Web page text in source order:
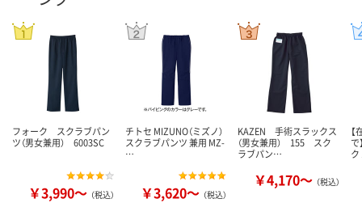
フォーク スクラブパン
ツ（男女兼用） 6003SC
￥3,990～ （税込）
チトセ MIZUNO（ミズノ）
スクラブパンツ 兼用 MZ-
…
￥3,620～ （税込）
KAZEN 手術スラックス
（男女兼用） 155 スク
ラブパン…
￥4,170～ （税込）
で